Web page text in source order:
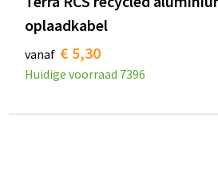
oplaadkabel
vanaf € 5,30
Huidige voorraad 7396